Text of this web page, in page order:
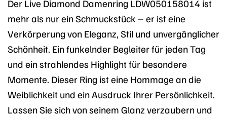
Der Live Diamond Damenring LDW050158014 ist
mehr als nur ein Schmuckstück – er ist eine
Verkörperung von Eleganz, Stil und unvergänglicher
Schönheit. Ein funkelnder Begleiter für jeden Tag
und ein strahlendes Highlight für besondere
Momente. Dieser Ring ist eine Hommage an die
Weiblichkeit und ein Ausdruck Ihrer Persönlichkeit.
Lassen Sie sich von seinem Glanz verzaubern und